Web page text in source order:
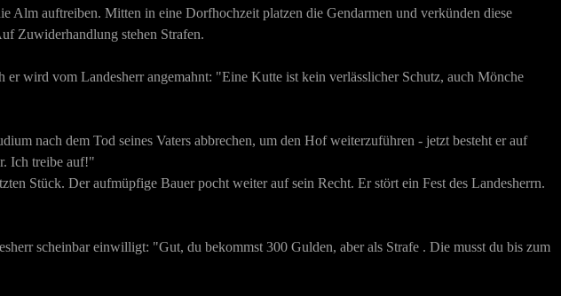
Alm auftreiben. Mitten in eine Dorfhochzeit platzen die Gendarmen und verkünden diese
Zuwiderhandlung stehen Strafen.
wird vom Landesherr angemahnt: "Eine Kutte ist kein verlässlicher Schutz, auch Mönche
nach dem Tod seines Vaters abbrechen, um den Hof weiterzuführen - jetzt besteht er auf
Ich treibe auf!"
Stück. Der aufmüpfige Bauer pocht weiter auf sein Recht. Er stört ein Fest des Landesherrn.
scheinbar einwilligt: "Gut, du bekommst 300 Gulden, aber als Strafe . Die musst du bis zum